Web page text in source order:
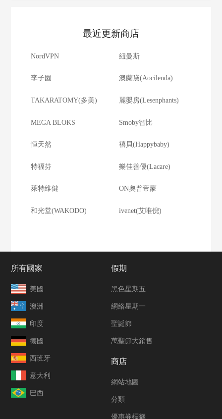
最近更新商店
NordVPN 紐曼斯
李子園 澳蘭黛(Aocilenda)
TAKARATOMY(多美) 麗嬰房(Lesenphants)
MEGA BLOKS Smoby智比
恒天然 禧貝(Happybaby)
特福芬 樂佳善優(Lacare)
萊特維健 ON奧普帝蒙
和光堂(WAKODO) ivenet(艾唯倪)
所有國家
美國
澳洲
印度
德國
西班牙
意大利
巴西
假期
黑色星期五
網絡星期一
聖誕節
萬聖節大銷售
商店
網站地圖
分類
優惠券標籤